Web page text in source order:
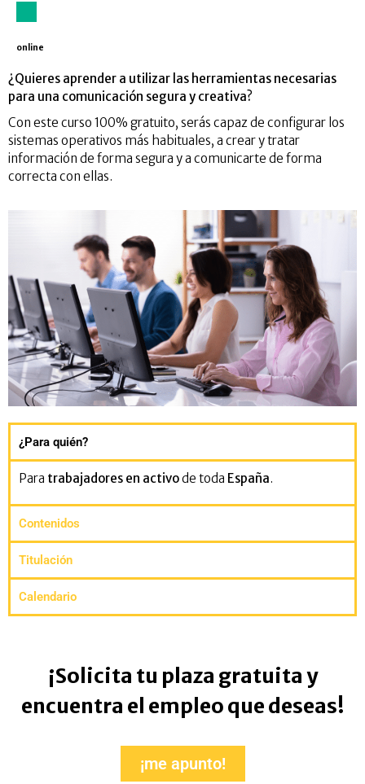
online
¿Quieres aprender a utilizar las herramientas necesarias
para una comunicación segura y creativa?
Con este curso 100% gratuito, serás capaz de configurar los
sistemas operativos más habituales, a crear y tratar
información de forma segura y a comunicarte de forma
correcta con ellas.
¿Para quién?
Para trabajadores en activode toda España.
Contenidos
Titulación
Calendario
¡Solicita tu plaza gratuita y
encuentra el empleo que deseas!
¡me apunto!